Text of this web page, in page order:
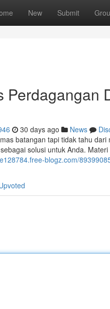
New Submit
Perdagangan
30 days ago News
batangan tapi tidak tahu
solusi untuk Anda.
blogz.com/